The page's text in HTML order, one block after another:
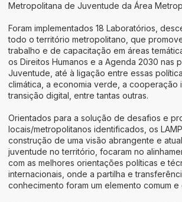
Metropolitana de Juventude da Área
Foram implementados 18 Laboratórios,
todo o território metropolitano, que
trabalho e de capacitação em áreas
os Direitos Humanos e a Agenda 2030 nas
Juventude, até à ligação entre essas
climática, a economia verde, a cooperação
transição digital, entre tantas outras.
Orientados para a solução de desafios e
locais/metropolitanos identificados, os
construção de uma visão abrangente e
juventude no território, focaram no
com as melhores orientações políticas e
internacionais, onde a partilha e
conhecimento foram um elemento comum e